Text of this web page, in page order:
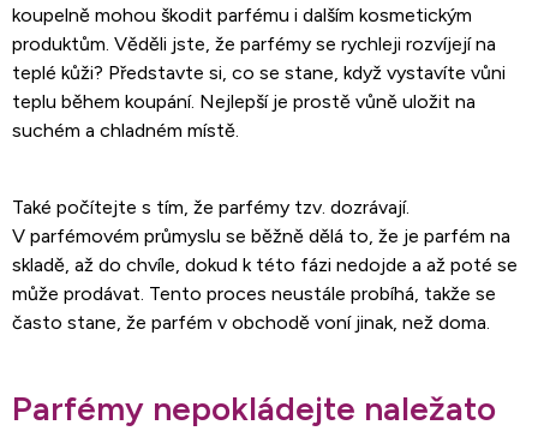
koupelně mohou škodit parfému i dalším kosmetickým
produktům. Věděli jste, že parfémy se rychleji rozvíjejí na
teplé kůži? Představte si, co se stane, když vystavíte vůni
teplu během koupání. Nejlepší je prostě vůně uložit na
suchém a chladném místě.
Také počítejte s tím, že parfémy tzv. dozrávají.
V parfémovém průmyslu se běžně dělá to, že je parfém na
skladě, až do chvíle, dokud k této fázi nedojde a až poté se
může prodávat. Tento proces neustále probíhá, takže se
často stane, že parfém v obchodě voní jinak, než doma.
Parfémy nepokládejte naležato